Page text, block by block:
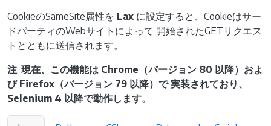
CookieのSameSite属性を Lax に設定すると、Cookieはサー
ドパーティのWebサイトによって 開始されたGETリクエス
トとともに送信されます。
注: 現在、この機能は Chrome（バージョン 80 以降）およ
び Firefox（バージョン 79 以降）で 実装されており、
Selenium 4 以降で動作します。